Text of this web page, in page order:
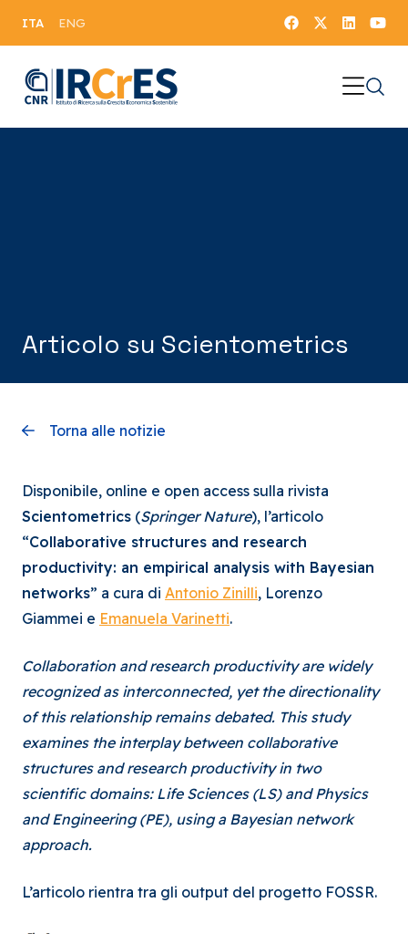
ITA ENG
Articolo su Scientometrics
Torna alle notizie
Disponibile, online e open access sulla rivista
Scientometrics (Springer Nature), l’articolo
“Collaborative structures and research
productivity: an empirical analysis with Bayesian
networks” a cura di Antonio Zinilli, Lorenzo
Giammei e Emanuela Varinetti.
Collaboration and research productivity are widely
recognized as interconnected, yet the directionality
of this relationship remains debated. This study
examines the interplay between collaborative
structures and research productivity in two
scientific domains: Life Sciences (LS) and Physics
and Engineering (PE), using a Bayesian network
approach.
L’articolo rientra tra gli output del progetto FOSSR.